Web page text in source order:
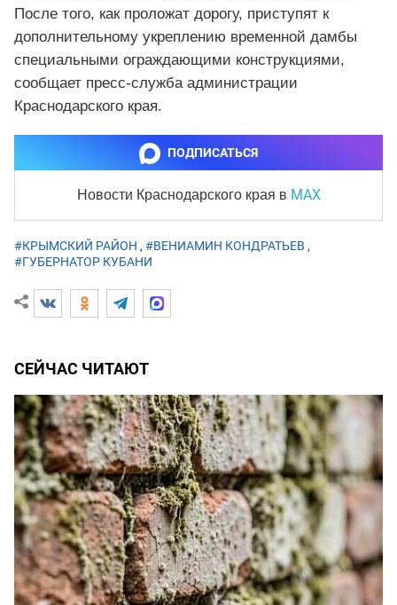
После того, как проложат дорогу, приступят к
дополнительному укреплению временной дамбы
специальными ограждающими конструкциями,
сообщает пресс-служба администрации
Краснодарского края.
ПОДПИСАТЬСЯ
Новости Краснодарского края в MAX
#КРЫМСКИЙ РАЙОН , #ВЕНИАМИН КОНДРАТЬЕВ ,
#ГУБЕРНАТОР КУБАНИ
СЕЙЧАС ЧИТАЮТ